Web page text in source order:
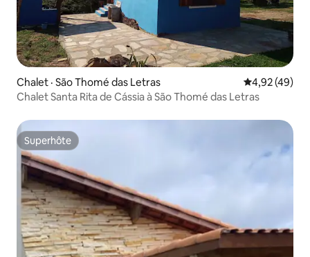
Chalet · São Thomé das Letras Note
4,92 (49)
Chalet Santa Rita de Cássia à São Thomé das Letras
Superhôte
Superhôte